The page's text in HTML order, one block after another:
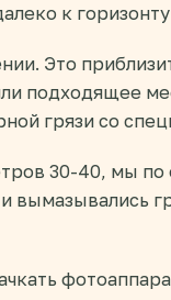
к
Это
подходящее
грязи со
30-40, мы по
вымазывались